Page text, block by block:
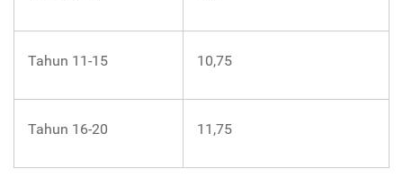
Tahun 11-15 10,75
Tahun 16-20 11,75